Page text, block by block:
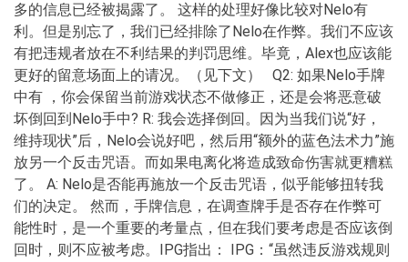
多的信息已经被揭露了。 这样的处理好像比较对Nelo有
利。但是别忘了，我们已经排除了Nelo在作弊。我们不应该
有把违规者放在不利结果的判罚思维。毕竟，Alex也应该能
更好的留意场面上的请况。（见下文） Q2: 如果Nelo手牌
中有 ，你会保留当前游戏状态不做修正，还是会将恶意破
坏倒回到Nelo手中? R: 我会选择倒回。因为当我们说“好，
维持现状”后，Nelo会说好吧，然后用“额外的蓝色法术力”施
放另一个反击咒语。而如果电离化将造成致命伤害就更糟糕
了。 A: Nelo是否能再施放一个反击咒语，似乎能够扭转我
们的决定。 然而，手牌信息，在调查牌手是否存在作弊可
能性时，是一个重要的考量点，但在我们要考虑是否应该倒
回时，则不应被考虑。IPG指出： IPG：“虽然违反游戏规则